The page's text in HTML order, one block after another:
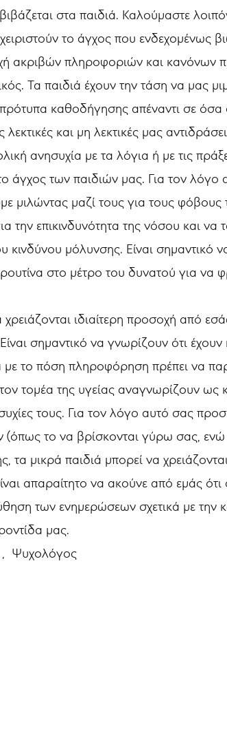
στα παιδιά. Καλούμαστε
το άγχος που ενδεχομένως
ακριβών πληροφοριών και κανόνων
Τα παιδιά έχουν την τάση να μας
καθοδήγησης απέναντι σε όσα
και μη λεκτικές μας
ανησυχία με τα λόγια ή με τις
άγχος των παιδιών μας. Για τον λόγο
μιλώντας μαζί τους για τους φόβους
την επικινδυνότητα της νόσου και
κινδύνου μόλυνσης. Είναι σημαντικό
στο μέτρο του δυνατού για
ιδιαίτερη προσοχή από
σημαντικό να γνωρίζουν ότι
με το πόση πληροφόρηση πρέπει να
τομέα της υγείας αναγνωρίζουν ως
τους. Για τον λόγο αυτό σας
το να βρίσκονται γύρω σας, ενώ
τα μικρά παιδιά μπορεί να
απαραίτητο να ακούνε από εμάς
των ενημερώσεων σχετικά με την
μας.
, Ψυχολόγος